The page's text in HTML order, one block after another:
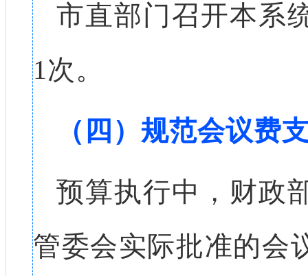
市直部门召开本系
1次。
（四）规范会议费
预算执行中，财政
管委会实际批准的会